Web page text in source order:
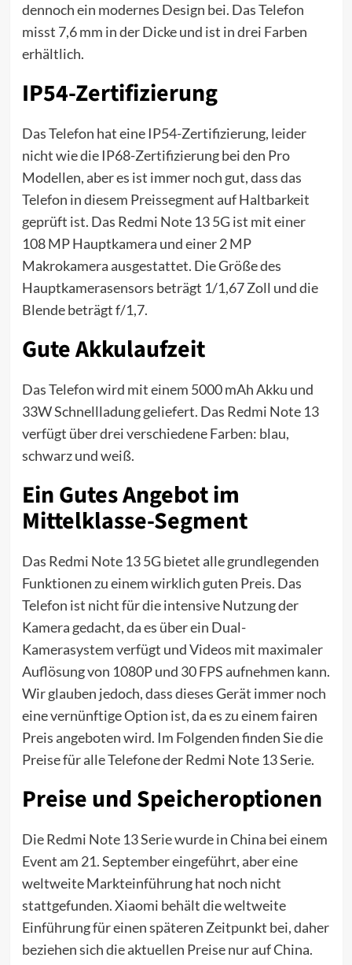
dennoch ein modernes Design bei. Das Telefon
misst 7,6 mm in der Dicke und ist in drei Farben
erhältlich.
IP54-Zertifizierung
Das Telefon hat eine IP54-Zertifizierung, leider
nicht wie die IP68-Zertifizierung bei den Pro
Modellen, aber es ist immer noch gut, dass das
Telefon in diesem Preissegment auf Haltbarkeit
geprüft ist. Das Redmi Note 13 5G ist mit einer
108 MP Hauptkamera und einer 2 MP
Makrokamera ausgestattet. Die Größe des
Hauptkamerasensors beträgt 1/1,67 Zoll und die
Blende beträgt f/1,7.
Gute Akkulaufzeit
Das Telefon wird mit einem 5000 mAh Akku und
33W Schnellladung geliefert. Das Redmi Note 13
verfügt über drei verschiedene Farben: blau,
schwarz und weiß.
Ein Gutes Angebot im
Mittelklasse-Segment
Das Redmi Note 13 5G bietet alle grundlegenden
Funktionen zu einem wirklich guten Preis. Das
Telefon ist nicht für die intensive Nutzung der
Kamera gedacht, da es über ein Dual-
Kamerasystem verfügt und Videos mit maximaler
Auflösung von 1080P und 30 FPS aufnehmen kann.
Wir glauben jedoch, dass dieses Gerät immer noch
eine vernünftige Option ist, da es zu einem fairen
Preis angeboten wird. Im Folgenden finden Sie die
Preise für alle Telefone der Redmi Note 13 Serie.
Preise und Speicheroptionen
Die Redmi Note 13 Serie wurde in China bei einem
Event am 21. September eingeführt, aber eine
weltweite Markteinführung hat noch nicht
stattgefunden. Xiaomi behält die weltweite
Einführung für einen späteren Zeitpunkt bei, daher
beziehen sich die aktuellen Preise nur auf China.